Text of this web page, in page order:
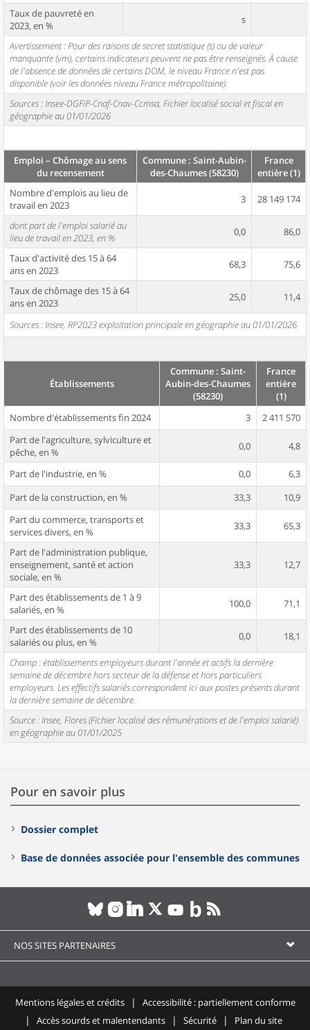
Taux de pauvreté en
2023, en %
s
Avertissement : Pour des raisons de secret statistique (s) ou de valeur
manquante (vm), certains indicateurs peuvent ne pas être renseignés. À cause
de l'absence de données de certains DOM, le niveau France n'est pas
disponible (voir les données niveau France métropolitaine).
Sources : Insee-DGFiP-Cnaf-Cnav-Ccmsa, Fichier localisé social et fiscal en
géographie au 01/01/2026
Emploi – Chômage au sens
du recensement
Commune : Saint-Aubin-
des-Chaumes (58230)
France
entière (1)
Nombre d'emplois au lieu de
travail en 2023
3 28 149 174
dont part de l'emploi salarié au
lieu de travail en 2023, en %
0,0 86,0
Taux d'activité des 15 à 64
ans en 2023
68,3 75,6
Taux de chômage des 15 à 64
ans en 2023
25,0 11,4
Sources : Insee, RP2023 exploitation principale en géographie au 01/01/2026
Établissements
Commune : Saint-
Aubin-des-Chaumes
(58230)
France
entière
(1)
Nombre d'établissements fin 2024
3
2 411 570
Part de l'agriculture, sylviculture et
pêche, en %
0,0 4,8
Part de l'industrie, en % 0,0
6,3
Part de la construction, en %
33,3
10,9
Part du commerce, transports et
services divers, en %
33,3 65,3
Part de l'administration publique,
enseignement, santé et action
sociale, en %
33,3 12,7
Part des établissements de 1 à 9
salariés, en %
100,0 71,1
Part des établissements de 10
salariés ou plus, en %
0,0 18,1
Champ : établissements employeurs durant l'année et actifs la dernière
semaine de décembre hors secteur de la défense et hors particuliers
employeurs. Les effectifs salariés correspondent ici aux postes présents durant
la dernière semaine de décembre.
Source : Insee, Flores (Fichier localisé des rémunérations et de l'emploi salarié)
en géographie au 01/01/2025
Pour en savoir plus
Dossier complet
Base de données associée pour l'ensemble des communes
NOS SITES PARTENAIRES
Mentions légales et crédits
Accessibilité : partiellement conforme
Accès sourds et malentendants
Sécurité Plan du site